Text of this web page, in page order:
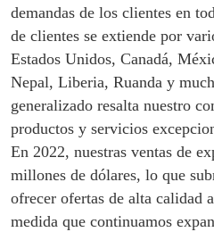
demandas de los clientes en
de clientes se extiende por
Estados Unidos, Canadá,
Nepal, Liberia, Ruanda y
generalizado resalta nuestro
productos y servicios
En 2022, nuestras ventas de
millones de dólares, lo que
ofrecer ofertas de alta calidad
medida que continuamos